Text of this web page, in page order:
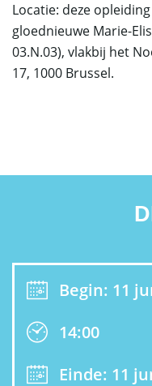
Locatie: deze
gloednieuwe Marie-
03.N.03), vlakbij het
17, 1000 Brussel.
Begin: 11
14:00
Einde: 11